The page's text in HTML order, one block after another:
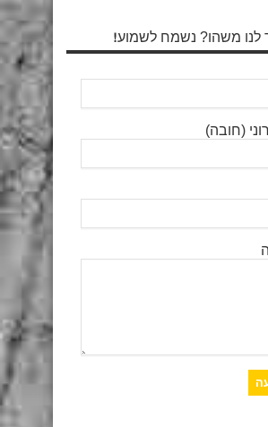
לנו משהו? נשמח לשמוע!
(חובה)